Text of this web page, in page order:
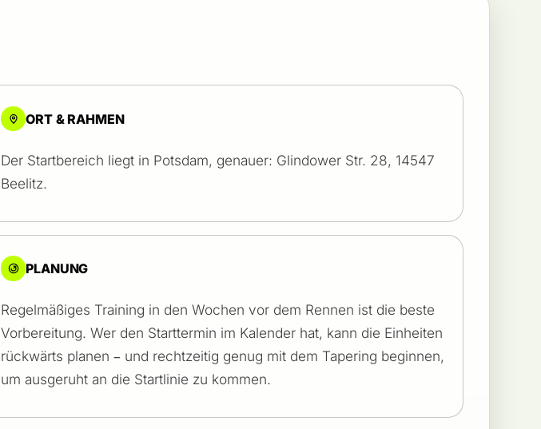
ORT & RAHMEN
Der Startbereich liegt in Potsdam, genauer: Glindower Str. 28, 14547
Beelitz.
PLANUNG
Regelmäßiges Training in den Wochen vor dem Rennen ist die beste
Vorbereitung. Wer den Starttermin im Kalender hat, kann die Einheiten
rückwärts planen – und rechtzeitig genug mit dem Tapering beginnen,
um ausgeruht an die Startlinie zu kommen.